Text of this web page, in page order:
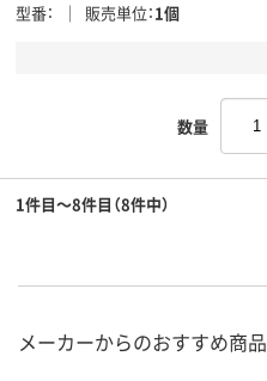
型番 販売単位 1個
数量
1件目～8件目（8件中）
メーカーからのおすすめ商品